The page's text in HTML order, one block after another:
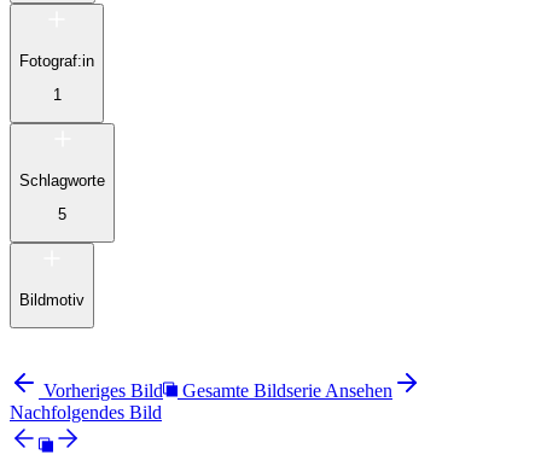
Fotograf:in
1
Schlagworte
5
Bildmotiv
Vorheriges Bild
Gesamte Bildserie Ansehen
Nachfolgendes Bild